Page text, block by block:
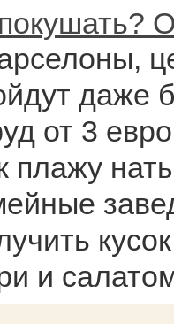
даже
от 3
плажу
и